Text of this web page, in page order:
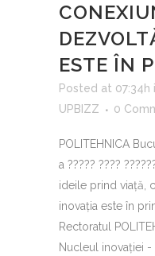
ESTE ÎN
Posted at 07:34h
UPBIZZ
0
POLITEHNICA
a ????? ????
ideile prind viață,
inovația este în
Rectoratul
Nucleul inovației -